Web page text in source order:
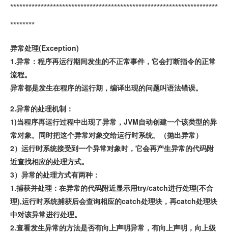
********************************************************************
********
异常处理(Exception)
1.异常：程序再运行期间发生的不正常事件，它会打断指令的正常
流程。
异常都是发生在程序的运行期，编译出现的问题叫语法错误。
2.异常的处理机制：
1)当程序再运行过程中出现了异常，JVM自动创建一个该类型的异
常对象。同时把这个异常对象交给运行时系统。（抛出异常）
2）运行时系统接受到一个异常对象时，它会再产生异常的代码附
近查找相应的处理方式。
3）异常的处理方式有两种：
1.捕获并处理：在异常的代码附近显示用try/catch进行处理(不合
理),运行时系统捕获后会查询相应的catch处理块，再catch处理块
中对该异常进行处理。
2.查看发生异常的方法是否有向上声明异常，有向上声明，向上级